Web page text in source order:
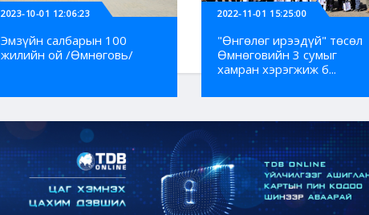
2023-10-01 12:06:23
Эмзүйн салбарын 100
жилийн ой /Өмнөговь/
2022-11-01 15:25:00
"Өнгөлөг ирээдүй" төсөл
Өмнөговийн 3 сумыг
хамран хэрэгжиж б...